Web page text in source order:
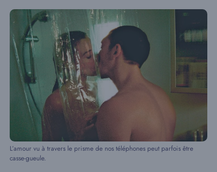
L’amour vu à travers le prisme de nos téléphones peut parfois être
casse-gueule.